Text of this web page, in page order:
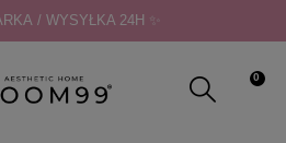
/ WYSYŁKA 24H ✨
0